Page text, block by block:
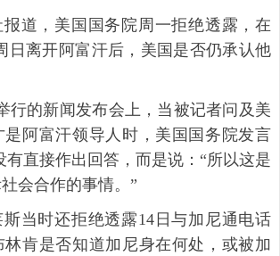
报道，美国国务院周一拒绝透露，在
日离开阿富汗后，美国是否仍承认他
行的新闻发布会上，当被记者问及美
是阿富汗领导人时，美国国务院发言
有直接作出回答，而是说：“所以这是
会合作的事情。”
当时还拒绝透露14日与加尼通电话
林肯是否知道加尼身在何处，或被加